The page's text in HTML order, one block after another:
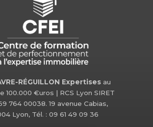
RÉGUILLON Expertisesau
100.000 €uros | RCS Lyon SIRET
764 00038. 19 avenue Cabias,
Lyon, Tél. : 09 61 49 09 36